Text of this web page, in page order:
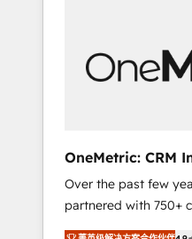
architecture 🔗 CRM
integrations 🤖 AI
rely on for scalable
OneMetric: CRM
GTM engineering
Over the past few
partnered with 750+
fintech, healthcare,